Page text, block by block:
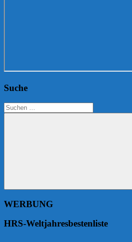
Suche
Suchen
nach:
Suchen
WERBUNG
HRS-Weltjahresbestenliste